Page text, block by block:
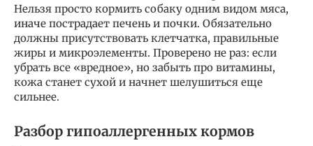
Нельзя просто кормить собаку одним видом мяса,
иначе пострадает печень и почки. Обязательно
должны присутствовать клетчатка, правильные
жиры и микроэлементы. Проверено не раз: если
убрать все «вредное», но забыть про витамины,
кожа станет сухой и начнет шелушиться еще
сильнее.
Разбор гипоаллергенных кормов